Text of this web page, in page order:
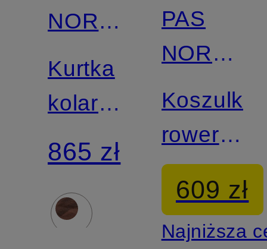
NORMAL
STUDIOS
Kurtka
kolarska
MECHANISM
STOW
AWAY
865 zł
PAS
NORMAL
STUDIOS
Koszulka
rowerowa
RAIN
609 zł
Najniższa